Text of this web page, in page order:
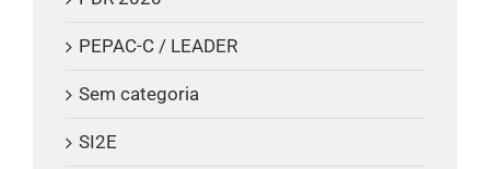
PEPAC-C / LEADER
Sem categoria
SI2E